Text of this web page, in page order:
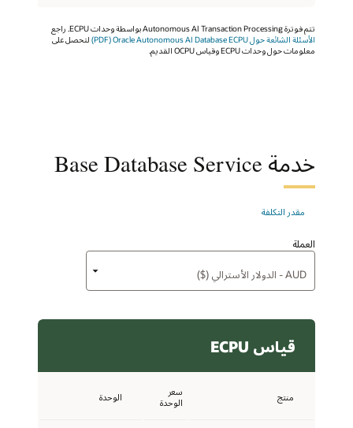
تتم فوترة Autonomous AI Transaction Processing بواسطة وحدات ECPU. راجع
الأسئلة الشائعة حول Oracle Autonomous AI Database ECPU‏ (PDF)
لتحصل على
معلومات حول وحدات ECPU وقياس OCPU القديم.
خدمة Base Database Service
العملة
مقدر التكلفة
قياس ECPU
منتج
سعر
الوحدة
الوحدة